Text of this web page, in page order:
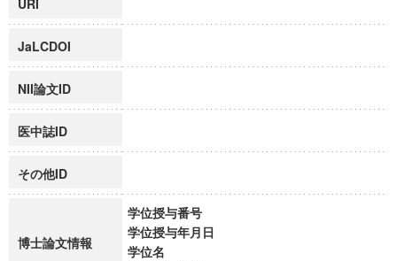
URI
JaLCDOI
NII論文ID
医中誌ID
その他ID
博士論文情報
学位授与番号
学位授与年月日
学位名